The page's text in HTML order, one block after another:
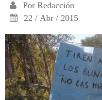
Por Redacción
22 / Abr / 2015